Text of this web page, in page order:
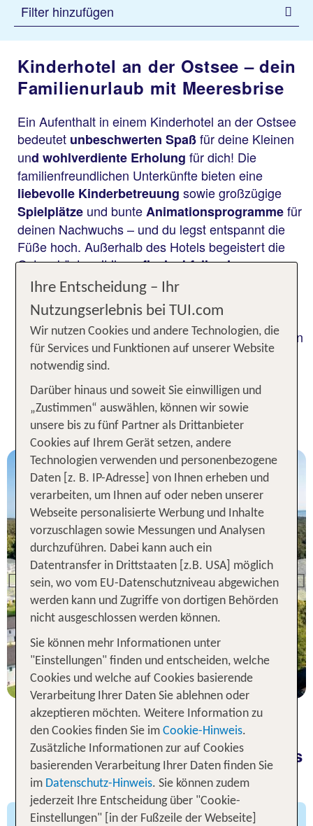
Filter hinzufügen
Kinderhotel an der Ostsee – dein
Familienurlaub mit Meeresbrise
Ein Aufenthalt in einem Kinderhotel an der Ostsee
bedeutet unbeschwerten Spaßfür deine Kleinen
und wohlverdiente Erholung für dich! Die
familienfreundlichen Unterkünfte bieten eine
liebevolle Kinderbetreuung sowie großzügige
Spielplätze und bunteAnimationsprogrammefür
deinen Nachwuchs – und du legst entspannt die
Füße hoch. Außerhalb des Hotels begeistert die
Ostseeküste mit ihrenflach abfallenden
Stränden, die zum Planschen und
Sandburgenbauen einladen. Ob in
oderPolen: Ein Kinderhotel an der Ostsee ist der
perfekte Ort für eine unvergessliche Zeit mit deinen
Lieben.
Unsere TOP Kinderhotels für 1
Woche an der Ostsee
Previous
Insel Usedom
Familienresort Usedom
83 % Weiterempfehlung
7 Nächte, HP, DZ
p.P. ab 394 €
Entdecke die besten Kinderhotels
an der Ostsee bei TUI
Ihre Entscheidung – Ihr
Nutzungserlebnis bei TUI.com
Wir nutzen Cookies und andere Technologien, die
für Services und Funktionen auf unserer Website
notwendig sind.
Darüber hinaus und soweit Sie einwilligen und
„Zustimmen“ auswählen, können wir sowie
unsere bis zu fünf Partner als Drittanbieter
Cookies auf Ihrem Gerät setzen, andere
Technologien verwenden und personenbezogene
Daten [z. B. IP-Adresse] von Ihnen erheben und
verarbeiten, um Ihnen auf oder neben unserer
Webseite personalisierte Werbung und Inhalte
vorzuschlagen sowie Messungen und Analysen
durchzuführen. Dabei kann auch ein
Datentransfer in Drittstaaten [z.B. USA] möglich
sein, wo vom EU-Datenschutzniveau abgewichen
werden kann und Zugriffe von dortigen Behörden
nicht ausgeschlossen werden können.
Sie können mehr Informationen unter
"Einstellungen" finden und entscheiden, welche
Cookies und welche auf Cookies basierende
Verarbeitung Ihrer Daten Sie ablehnen oder
akzeptieren möchten. Weitere Information zu
den Cookies finden Sie im Cookie-Hinweis.
Zusätzliche Informationen zur auf Cookies
basierenden Verarbeitung Ihrer Daten finden Sie
im Datenschutz-Hinweis. Sie können zudem
jederzeit Ihre Entscheidung über "Cookie-
Einstellungen" [in der Fußzeile der Webseite]